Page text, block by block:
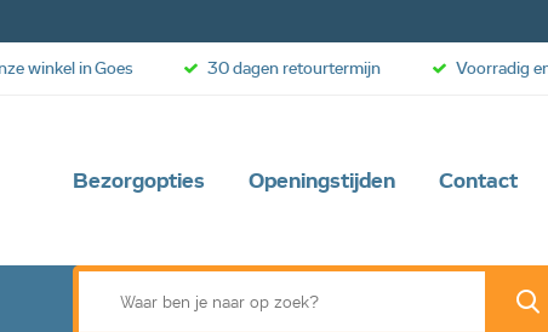
Bezorgopties Openingstijden Contact
winkel in Goes 30 dagen retourtermijn Voorradig